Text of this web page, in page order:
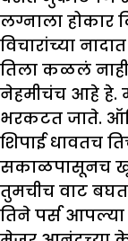
लग्नाला होकार
विचारांच्या
तिला कळलं
नेहमीचंच आहे हे.
भरकटत जाते.
शिपाई धावतच
सकाळपासूनच
तुमचीच वाट
तिने पर्स